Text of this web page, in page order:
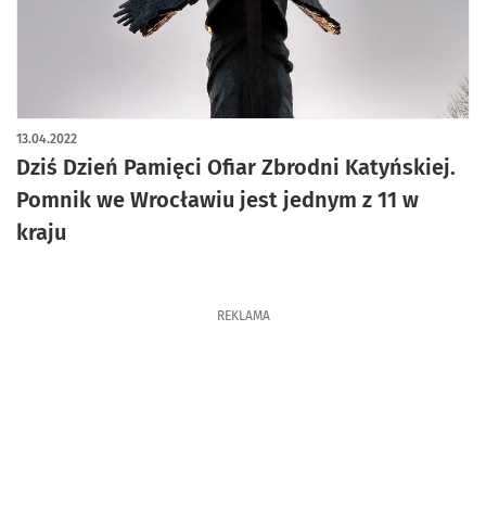
Dziś Dzień Pamięci Ofiar Zbrodni Katyńskiej.
Pomnik we Wrocławiu jest jednym z 11 w
kraju
13.04.2022
REKLAMA